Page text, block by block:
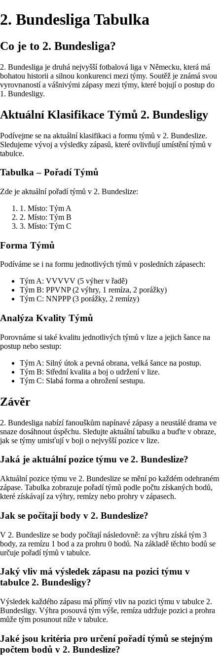
2. Bundesliga Tabulka
Co je to 2. Bundesliga?
2. Bundesliga je druhá nejvyšší fotbalová liga v Německu, která má
bohatou historii a silnou konkurenci mezi týmy. Soutěž je známá svou
vyrovnaností a vášnivými zápasy mezi týmy, které bojují o postup do
1. Bundesligy.
Aktuální Klasifikace Týmů 2. Bundesligy
Podívejme se na aktuální klasifikaci a formu týmů v 2. Bundeslize.
Sledujeme vývoj a výsledky zápasů, které ovlivňují umístění týmů v
tabulce.
Tabulka – Pořadí Týmů
Zde je aktuální pořadí týmů v 2. Bundeslize:
1. Místo: Tým A
2. Místo: Tým B
3. Místo: Tým C
Forma Týmů
Podíváme se i na formu jednotlivých týmů v posledních zápasech:
Tým A: VVVVV (5 výher v řadě)
Tým B: PPVNP (2 výhry, 1 remíza, 2 porážky)
Tým C: NNPPP (3 porážky, 2 remízy)
Analýza Kvality Týmů
Porovnáme si také kvalitu jednotlivých týmů v lize a jejich šance na
postup nebo sestup:
Tým A: Silný útok a pevná obrana, velká šance na postup.
Tým B: Střední kvalita a boj o udržení v lize.
Tým C: Slabá forma a ohrožení sestupu.
Závěr
2. Bundesliga nabízí fanouškům napínavé zápasy a neustálé drama ve
snaze dosáhnout úspěchu. Sledujte aktuální tabulku a buďte v obraze,
jak se týmy umisťují v boji o nejvyšší pozice v lize.
Jaká je aktuální pozice týmu ve 2. Bundeslize?
Aktuální pozice týmu ve 2. Bundeslize se mění po každém odehraném
zápase. Tabulka zobrazuje pořadí týmů podle počtu získaných bodů,
které získávají za výhry, remízy nebo prohry v zápasech.
Jak se počítají body v 2. Bundeslize?
V 2. Bundeslize se body počítají následovně: za výhru získá tým 3
body, za remízu 1 bod a za prohru 0 bodů. Na základě těchto bodů se
určuje pořadí týmů v tabulce.
Jaký vliv má výsledek zápasu na pozici týmu v
tabulce 2. Bundesligy?
Výsledek každého zápasu má přímý vliv na pozici týmu v tabulce 2.
Bundesligy. Výhra posouvá tým výše, remíza udržuje pozici a prohra
může tým posunout níže v tabulce.
Jaké jsou kritéria pro určení pořadí týmů se stejným
počtem bodů v 2. Bundeslize?